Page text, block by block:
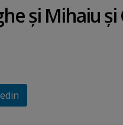
şi Mihaiu şi